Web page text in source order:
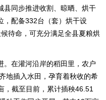
县同步推进收割、晾晒、烘干
，配备332台（套）烘干设
待命，可充分满足全县夏粮烘
。在灌河沿岸的稻田里，农户
地插入水田，孕育着秋收的希
，截至目前，累计插秧46.51